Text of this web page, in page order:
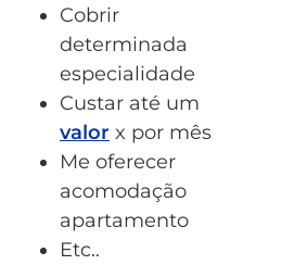
Cobrir
determinada
especialidade
Custar até um
valor x por mês
Me oferecer
acomodação
apartamento
Etc..